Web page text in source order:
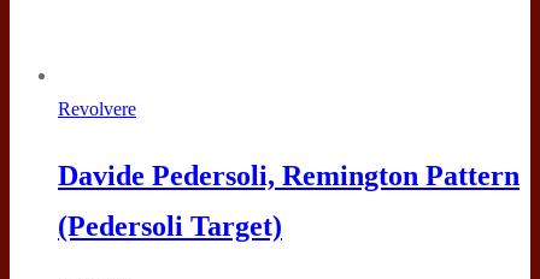
Revolvere
Davide Pedersoli, Remington Pattern
(Pedersoli Target)